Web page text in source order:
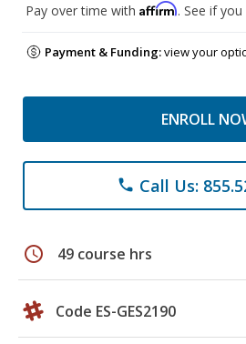
Pay over time with Affirm. See if
Payment & Funding:view your
ENROLL
phone Call Us:
schedule 49 course hrs
Code ES-GES2190